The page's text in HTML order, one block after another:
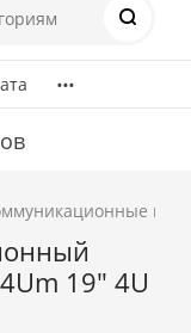
...
19" 4U